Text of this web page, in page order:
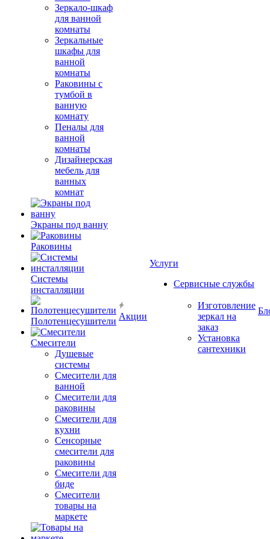
Зеркало-шкаф
для ванной
комнаты
Зеркальные
шкафы для
ванной
комнаты
Раковины с
тумбой в
ванную
комнату
Пеналы для
ванной
комнаты
Дизайнерская
мебель для
ванных
комнат
Экраны под ванну
Раковины
Системы
инсталляции
Полотенцесушители
Смесители
Душевые
системы
Смесители для
ванной
Смесители для
раковины
Смесители для
кухни
Сенсорные
смесители для
раковины
Смесители для
биде
Смесители
товары на
маркете
Акции
Услуги
Сервисные службы
Изготовление
зеркал на
заказ
Установка
сантехники